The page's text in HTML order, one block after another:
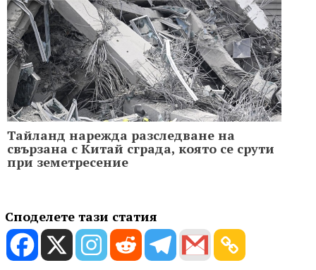
Тайланд нарежда разследване на
свързана с Китай сграда, която се срути
при земетресение
Споделете тази статия